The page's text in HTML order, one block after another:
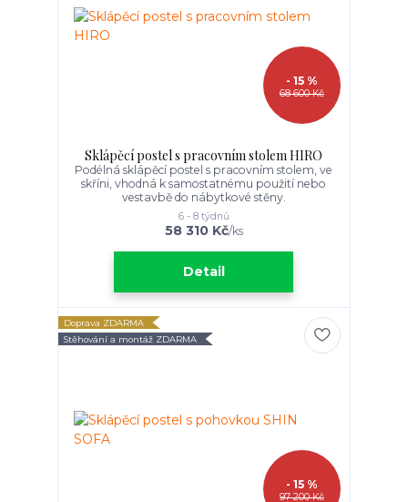
68 600 Kč
- 15 %
Sklápěcí postel s pracovním stolem HIRO
Podélná sklápěcí postel s pracovním stolem, ve
skříni, vhodná k samostatnému použití nebo
vestavbě do nábytkové stěny.
58 310 Kč/ks
6 - 8 týdnů
Detail
Doprava ZDARMA
Stěhování a montáž ZDARMA
97 200 Kč
- 15 %